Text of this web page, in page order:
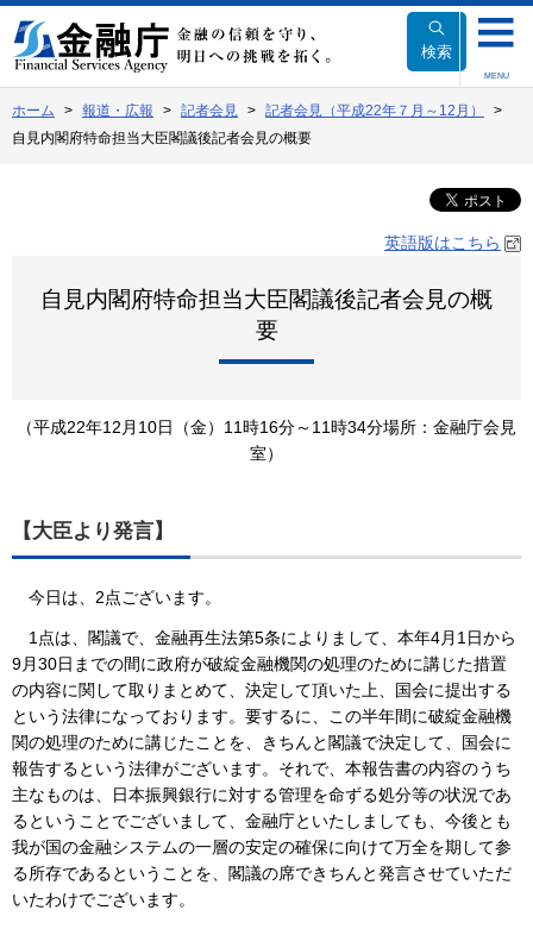
文
へ
動
検索
MENU
ホーム 報道・広報 記者会見
記者会見（平成22年７月～12月）
自見内閣府特命担当大臣閣議後記者会見の概要
英語版はこちら
自見内閣府特命担当大臣閣議後記者会見の概
要
（平成22年12月10日（金）11時16分～11時34分場所：金融庁会見
室）
【大臣より発言】
今日は、2点ございます。
1点は、閣議で、金融再生法第5条によりまして、本年4月1日から
9月30日までの間に政府が破綻金融機関の処理のために講じた措置
の内容に関して取りまとめて、決定して頂いた上、国会に提出する
という法律になっております。要するに、この半年間に破綻金融機
関の処理のために講じたことを、きちんと閣議で決定して、国会に
報告するという法律がございます。それで、本報告書の内容のうち
主なものは、日本振興銀行に対する管理を命ずる処分等の状況であ
るということでございまして、金融庁といたしましても、今後とも
我が国の金融システムの一層の安定の確保に向けて万全を期して参
る所存であるということを、閣議の席できちんと発言させていただ
いたわけでございます。